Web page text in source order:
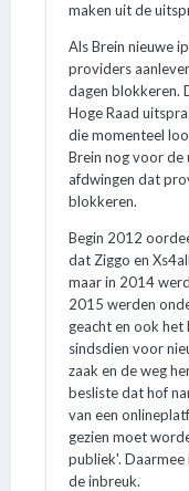
maken uit de
Als Brein nieuwe
providers
dagen
Hoge Raad
die momenteel
Brein nog voor de
afdwingen dat
blokkeren.
Begin 2012
dat Ziggo en
maar in 2014
2015 werden
geacht en ook het
sindsdien voor
zaak en de weg
besliste dat hof
van een
gezien moet
publiek'.
de inbreuk.